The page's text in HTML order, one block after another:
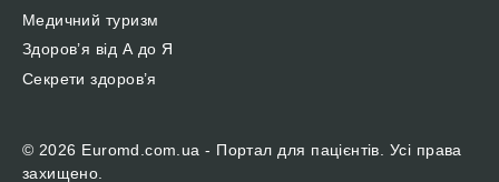
Медичний туризм
Здоров’я від А до Я
Секрети здоров’я
© 2026 Euromd.com.ua - Портал для пацієнтів. Усі права
захищено.